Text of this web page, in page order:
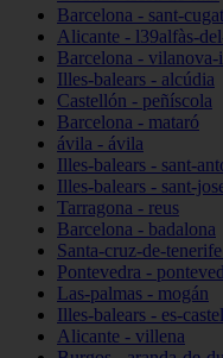
Barcelona - sant-
Alicante - l39alfàs-
Barcelona - vilanova-
Illes-balears - alcúdia
Castellón - peñíscola
Barcelona - mataró
ávila - ávila
Illes-balears - sant-
Illes-balears - sant-
Tarragona - reus
Barcelona - badalona
Santa-cruz-de-
Pontevedra -
Las-palmas - mogán
Illes-balears - es-
Alicante - villena